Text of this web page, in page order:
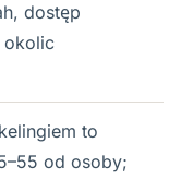
dostęp
okolic
to
od osoby;